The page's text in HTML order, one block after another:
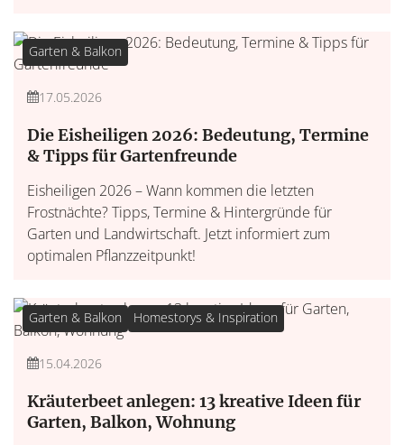
Garten & Balkon
17.05.2026
Die Eisheiligen 2026: Bedeutung, Termine
& Tipps für Gartenfreunde
Eisheiligen 2026 – Wann kommen die letzten
Frostnächte? Tipps, Termine & Hintergründe für
Garten und Landwirtschaft. Jetzt informiert zum
optimalen Pflanzzeitpunkt!
Garten & Balkon Homestorys & Inspiration
15.04.2026
Kräuterbeet anlegen: 13 kreative Ideen für
Garten, Balkon, Wohnung